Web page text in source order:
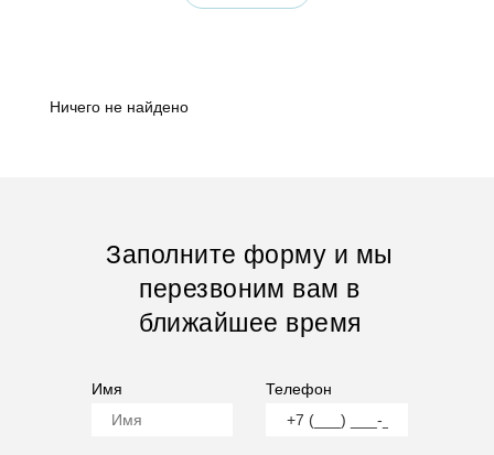
Ничего не найдено
Заполните форму и мы
перезвоним вам в
ближайшее время
Имя Телефон